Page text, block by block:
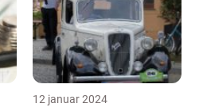
12 januar 2024